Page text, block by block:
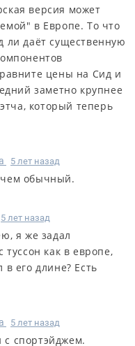
версия может
в Европе. То что
ли даёт существенную
цены на Сид и
заметно крупнее
который теперь
5 лет назад
обычный.
5 лет назад
я же задал
туссон как в европе,
его длине? Есть
5 лет назад
с спортэйджем.